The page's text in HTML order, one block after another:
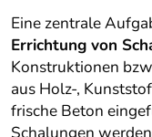
Eine zentrale
Errichtung von
Konstruktionen
aus Holz-,
frische Beton